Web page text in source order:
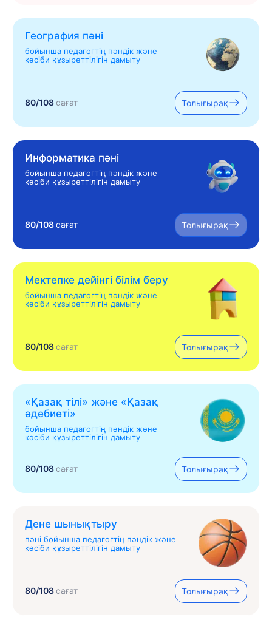
География пәні
бойынша педагогтің пәндік және
кәсіби құзыреттілігін дамыту
80/108сағат Толығырақ
Информатика пәні
бойынша педагогтің пәндік және
кәсіби құзыреттілігін дамыту
80/108сағат Толығырақ
Мектепке дейінгі білім беру
бойынша педагогтің пәндік және
кәсіби құзыреттілігін дамыту
80/108сағат Толығырақ
«Қазақ тілі» жəне «Қазақ
əдебиеті»
бойынша педагогтің пәндік және
кәсіби құзыреттілігін дамыту
80/108сағат Толығырақ
Дене шынықтыру
пәні бойынша педагогтің пәндік және
кәсіби құзыреттілігін дамыту
80/108сағат Толығырақ